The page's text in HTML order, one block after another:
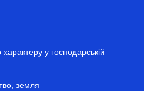
у господарській
земля